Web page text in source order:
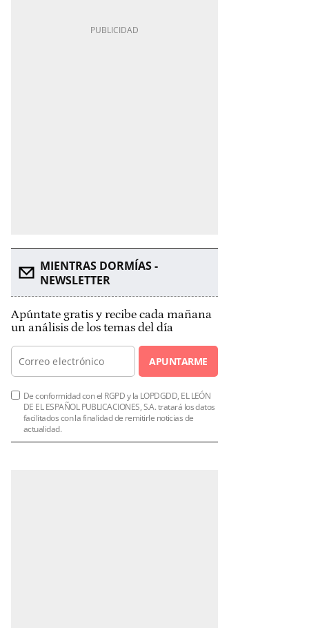
MIENTRAS DORMÍAS -
NEWSLETTER
Apúntate gratis y recibe cada mañana
un análisis de los temas del día
APUNTARME
De conformidad con el RGPD y la LOPDGDD, EL LEÓN
DE EL ESPAÑOL PUBLICACIONES, S.A. tratará los datos
facilitados con la finalidad de remitirle noticias de
actualidad.